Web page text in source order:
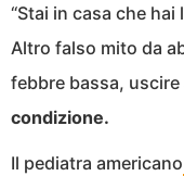
“Stai in casa che hai
Altro falso mito da
febbre bassa, uscire
condizione.
Il pediatra americano